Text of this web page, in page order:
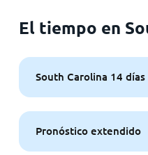
El tiempo en
South Carolina 14 días
Pronóstico extendido